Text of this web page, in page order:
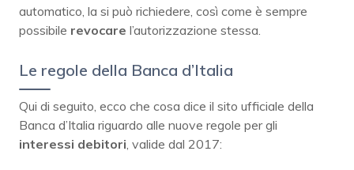
automatico, la si può richiedere, così come è sempre
possibile revocare l’autorizzazione stessa.
Le regole della Banca d’Italia
Qui di seguito, ecco che cosa dice il sito ufficiale della
Banca d’Italia riguardo alle nuove regole per gli
interessi debitori , valide dal 2017: